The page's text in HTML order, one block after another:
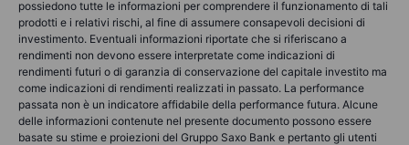
possiedono tutte le informazioni per comprendere il funzionamento di tali
prodotti e i relativi rischi, al fine di assumere consapevoli decisioni di
investimento. Eventuali informazioni riportate che si riferiscano a
rendimenti non devono essere interpretate come indicazioni di
rendimenti futuri o di garanzia di conservazione del capitale investito ma
come indicazioni di rendimenti realizzati in passato. La performance
passata non è un indicatore affidabile della performance futura. Alcune
delle informazioni contenute nel presente documento possono essere
basate su stime e proiezioni del Gruppo Saxo Bank e pertanto gli utenti